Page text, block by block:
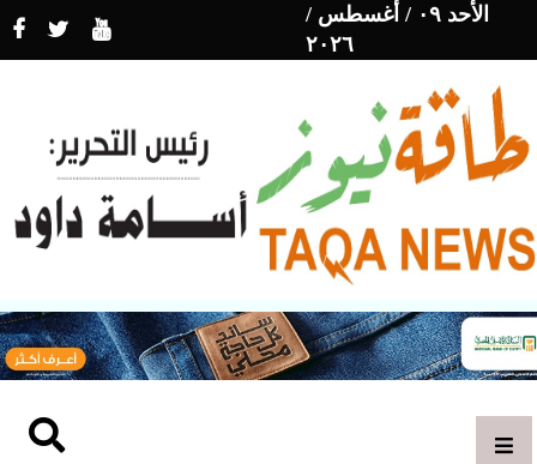
الأحد ٠٩ / أغسطس /
٢٠٢٦